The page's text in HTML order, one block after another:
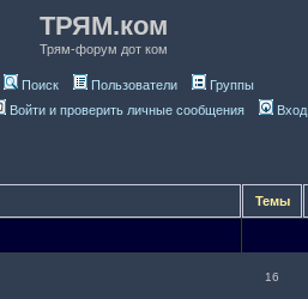
ТРЯМ.ком
Трям-форум дот ком
Поиск Пользователи
Группы
Войти и проверить личные сообщения Вход
Темы
16